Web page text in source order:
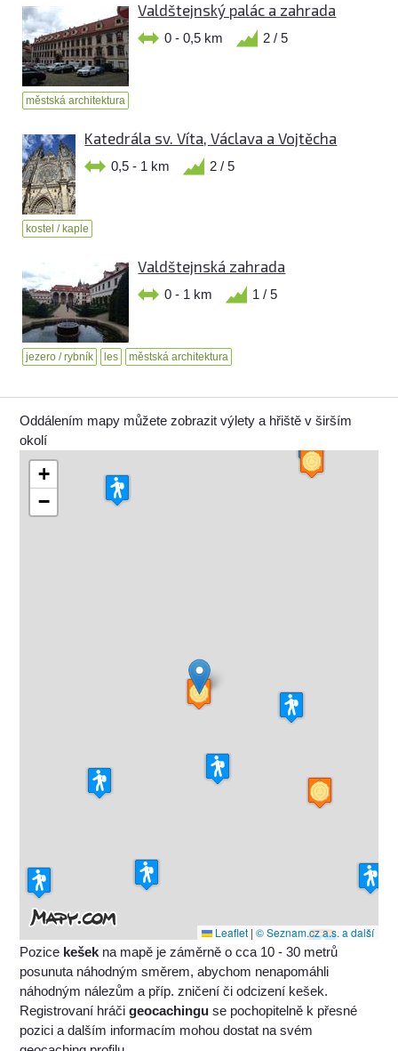
Valdštejnský palác a zahrada
0 - 0,5 km 2 / 5
městská architektura
Katedrála sv. Víta, Václava a Vojtěcha
0,5 - 1 km 2 / 5
kostel / kaple
Valdštejnská zahrada
0 - 1 km 1 / 5
jezero / rybník les městská architektura
Oddálením mapy můžete zobrazit výlety a hřiště v širším
okolí
+
−
Leaflet | © Seznam.cz a.s. a další
Pozice kešek na mapě je záměrně o cca 10 - 30 metrů
posunuta náhodným směrem, abychom nenapomáhli
náhodným nálezům a příp. zničení či odcizení kešek.
Registrovaní hráčigeocachingu se pochopitelně k přesné
pozici a dalším informacím mohou dostat na svém